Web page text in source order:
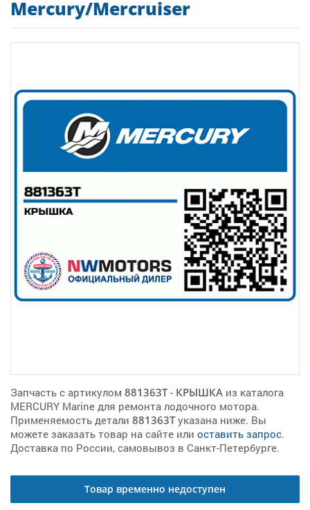
Mercury/Mercruiser
Запчасть с артикулом 881363T- КРЫШКА из каталога
MERCURY Marine для ремонта лодочного мотора.
Применяемость детали 881363Tуказана ниже. Вы
можете заказать товар на сайте или оставить запрос.
Доставка по России, самовывоз в Санкт-Петербурге.
Товар временно недоступен